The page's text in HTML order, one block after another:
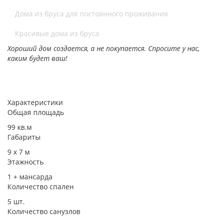
Дома из бруса для постоянного проживания
Красивые дома из бруса
Хороший дом создается, а не покупается. Спросите у нас,
каким будет ваш!
Характеристики
Общая площадь
99 кв.м
Габариты
9 х 7​ м
Этажность
1 + мансарда
Количество спален
5 шт.
Количество санузлов